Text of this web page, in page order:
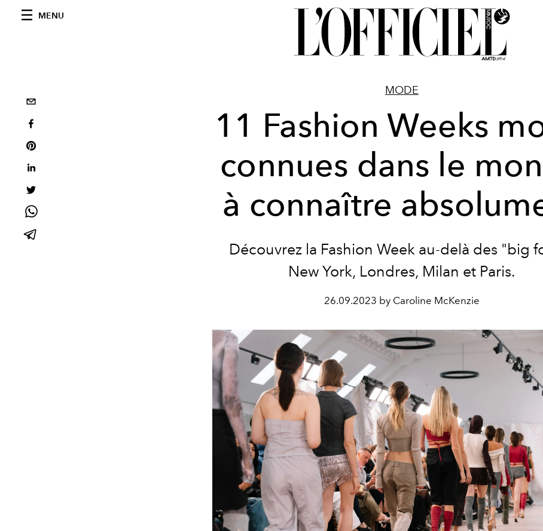
MENU
MODE
11 Fashion Weeks
connues dans le
à connaître
Découvrez la Fashion Week au-delà des "big
New York, Londres, Milan et Paris.
26.09.2023 by Caroline McKenzie